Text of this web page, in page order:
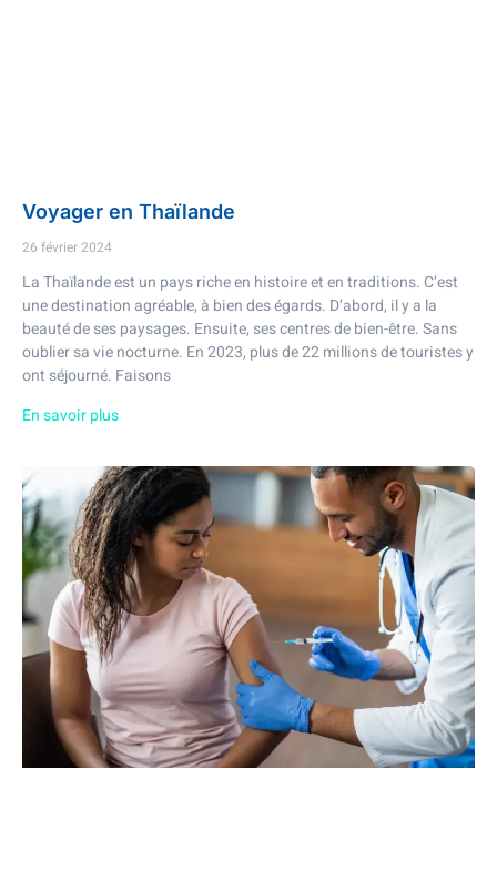
Voyager en Thaïlande
26 février 2024
La Thaïlande est un pays riche en histoire et en traditions. C’est
une destination agréable, à bien des égards. D’abord, il y a la
beauté de ses paysages. Ensuite, ses centres de bien-être. Sans
oublier sa vie nocturne. En 2023, plus de 22 millions de touristes y
ont séjourné. Faisons
En savoir plus